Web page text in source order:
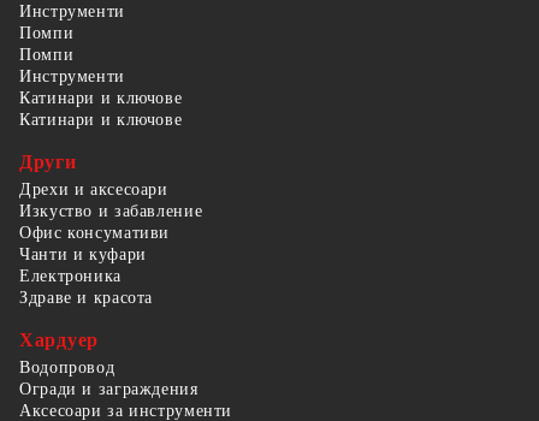
Инструменти
Помпи
Помпи
Инструменти
Катинари и ключове
Катинари и ключове
Други
Дрехи и аксесоари
Изкуство и забавление
Офис консумативи
Чанти и куфари
Електроника
Здраве и красота
Хардуер
Водопровод
Огради и заграждения
Аксесоари за инструменти